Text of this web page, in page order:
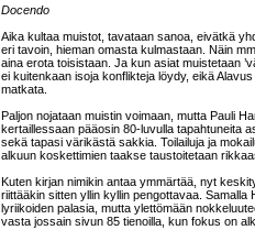
Docendo
Aika kultaa muistot, tavataan sanoa, eivätkä
eri tavoin, hieman omasta kulmastaan. Näin
aina erota toisistaan. Ja kun asiat muistetaan
ei kuitenkaan isoja konflikteja löydy, eikä
matkata.
Paljon nojataan muistin voimaan, mutta Pauli
kertaillessaan pääosin 80-luvulla tapahtuneita
sekä tapasi värikästä sakkia. Toilailuja ja
alkuun koskettimien taakse taustoitetaan
Kuten kirjan nimikin antaa ymmärtää, nyt
riittääkin sitten yllin kyllin pengottavaa. Samalla
lyriikoiden palasia, mutta ylettömään
vasta jossain sivun 85 tienoilla, kun fokus on